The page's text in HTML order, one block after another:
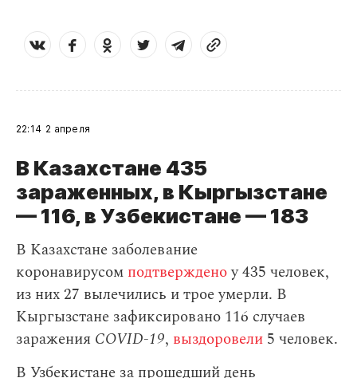
22:14 2 апреля
В Казахстане 435
зараженных, в Кыргызстане
— 116, в Узбекистане — 183
В Казахстане заболевание
коронавирусом подтвержденоу 435 человек,
из них 27 вылечились и трое умерли. В
Кыргызстане зафиксировано 116 случаев
заражения СOVID-19, выздоровели 5 человек.
В Узбекистане за прошедший день